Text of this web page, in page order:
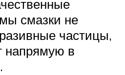
смазки не
частицы,
напрямую в